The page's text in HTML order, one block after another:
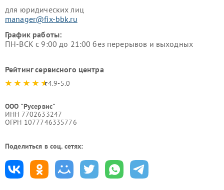
для юридических лиц
manager@fix-bbk.ru
График работы:
ПН-ВСК с 9:00 до 21:00 без перерывов и выходных
Рейтинг сервисного центра
4.9-5.0
ООО "Русервис"
ИНН 7702633247
ОГРН 1077746335776
Поделиться в соц. сетях: